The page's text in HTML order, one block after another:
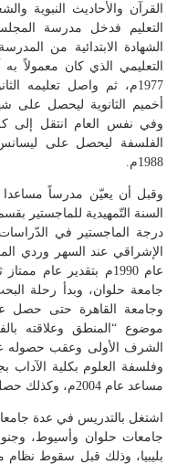
القرآن والأحاديث النبوية
التعليم فدخل مدرسة
الشهادة الابتدائية من
التعليمي الذي كان معمولاً
1977م، ثم واصل تعليمه
وفي نفس العام انتقل إلى
الفلسفة ليحصل على
1988م.
وقبل أن يعيّن مدرساً
السنة التّمهيدية للماجستير
درجة الماجستير في
الإشراقي عند السهر وردي
عام 1990م بتقدير
جامعة حلوان، وبدأ رحلة
وجامعة القاهرة حتى حصل
الشرف الأولى وعقب حصوله
وفلسفة العلوم بكلية
مساعد عام 2004م، وكذلك حصل على درجة الأستاذية في عام 2012م.
اشتغل بالتدريس في عدة
جامعات حلوان وأسيوط،
بليبيا، وذلك قبل سقوط